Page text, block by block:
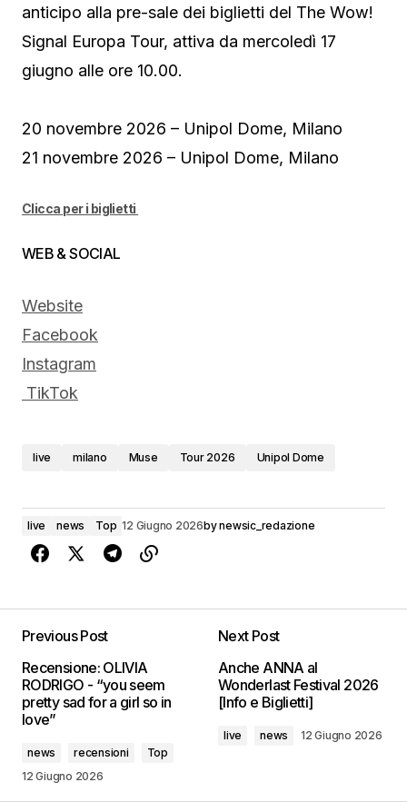
anticipo alla pre-sale dei biglietti del The Wow!
Signal Europa Tour, attiva da mercoledì 17
giugno alle ore 10.00.
20 novembre 2026 – Unipol Dome, Milano
21 novembre 2026 – Unipol Dome, Milano
Clicca per i biglietti
WEB & SOCIAL
Website
Facebook
Instagram
TikTok
live milano Muse Tour 2026 Unipol Dome
live news Top 12 Giugno 2026bynewsic_redazione
Previous Post
Recensione: OLIVIA
RODRIGO - “you seem
pretty sad for a girl so in
love”
news recensioni
Top
12 Giugno 2026
Next Post
Anche ANNA al
Wonderlast Festival 2026
[Info e Biglietti]
live news 12 Giugno 2026